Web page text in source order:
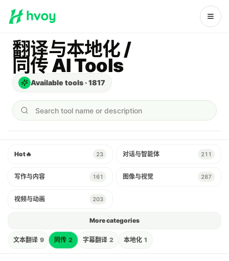
翻译与本地化 /
同传 AI Tools
Available tools ·1817
Search tool name or description
Hot🔥 23 对话与智能体 211
写作与内容 161 图像与视觉 287
视频与动画 203
More categories
文本翻译 9 同传 2 字幕翻译 2 本地化 1